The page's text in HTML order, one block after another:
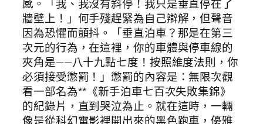
感。「我、我沒有斜停！我只是垂直停在了
牆壁上！」何手殘趕緊為自己辯解，但聲音
因為恐懼而顫抖。「垂直泊車？那是在第三
次元的行為，在這裡，你的車體與停車線的
夾角是——八十九點七度！按照維度法則，你
必須接受懲罰！」懲罰的內容是：無限次觀
看一部名為**《新手泊車七百次失敗集錦》
的紀錄片，直到哭泣為止。就在這時，一輛
像是從科幻電影裡開出來的黑色跑車，優雅